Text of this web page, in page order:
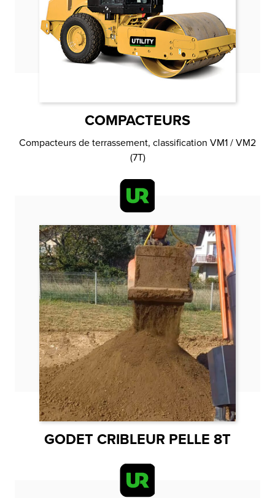
COMPACTEURS
Compacteurs de terrassement, classification VM1 / VM2
(7T)
GODET CRIBLEUR PELLE 8T